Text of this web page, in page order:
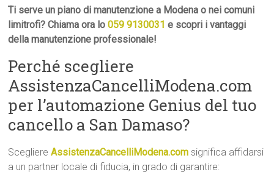
Ti serve un piano di manutenzione a Modena o nei comuni
limitrofi? Chiama ora lo059 9130031 e scopri i vantaggi
della manutenzione professionale!
Perché scegliere
AssistenzaCancelliModena.com
per l’automazione Genius del tuo
cancello a San Damaso?
ScegliereAssistenzaCancelliModena.com significa affidarsi
a un partner locale di fiducia, in grado di garantire: